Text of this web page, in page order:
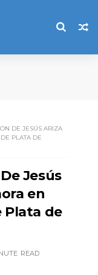
DE JESÚS ARIZA
PLATA DE
Jesús
en
Plata de
READ